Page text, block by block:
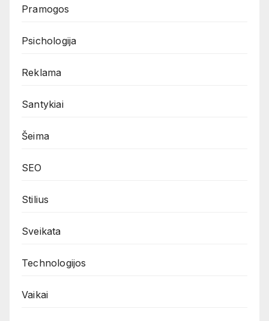
Pramogos
Psichologija
Reklama
Santykiai
Šeima
SEO
Stilius
Sveikata
Technologijos
Vaikai